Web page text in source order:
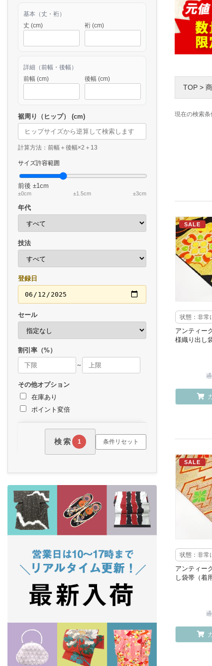
基本（丈・裄）
丈 (cm)
裄 (cm)
詳細（前幅・後幅）
前幅 (cm)
後幅 (cm)
裾周り（ヒップ） (cm)
計算方法：前幅＋後幅×2＋13
サイズ許容範囲
前後 ±1cm
±0cm ±1.5cm ±3cm
年代
技法
登録日
セール
割引率（%）
～
その他オプション
在庫あり
ポイント変倍
検索 1 条件リセット
TOP >
現在の検索条
SALE
状態：非常
アンティー
様織り出し
SALE
状態：非常
アンティー
し袋帯（着